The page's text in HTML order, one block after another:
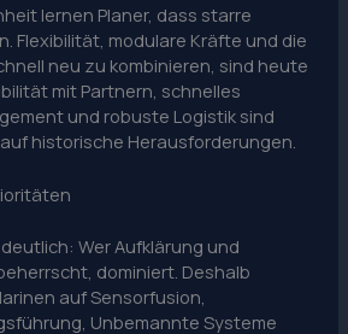
lernen Planer, dass starre
Flexibilität, modulare Kräfte und die
neu zu kombinieren, sind heute
mit Partnern, schnelles
und robuste Logistik sind
historische Herausforderungen.
Wer Aufklärung und
dominiert. Deshalb
auf Sensorfusion,
Unbemannte Systeme